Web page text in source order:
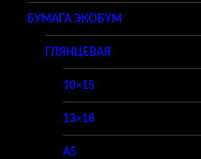
БУМАГА ЭКОБУМ
ГЛЯНЦЕВАЯ
10×15
13×18
A5